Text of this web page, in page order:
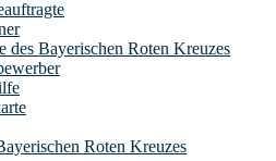
des Bayerischen Roten Kreuzes
Roten Kreuzes